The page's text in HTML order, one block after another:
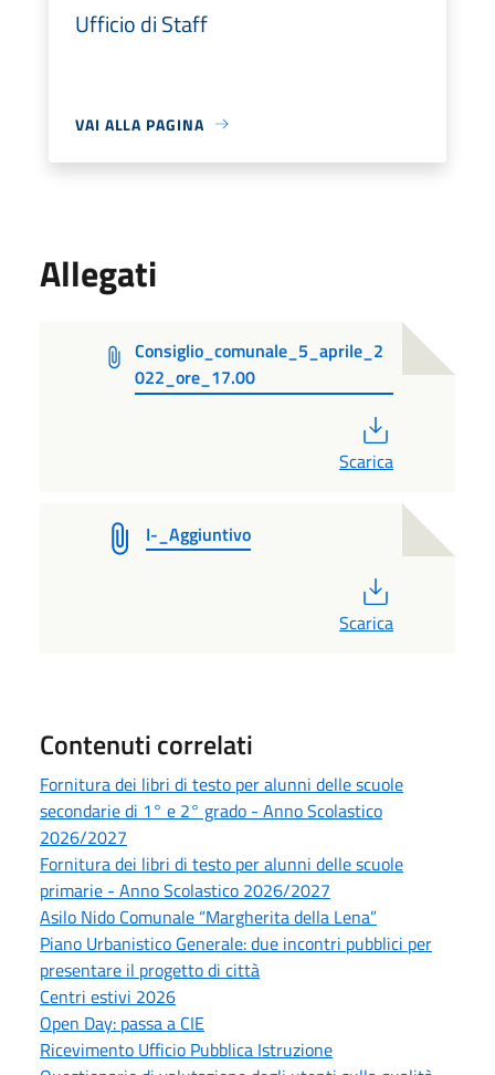
Ufficio di Staff
VAI ALLA PAGINA
Allegati
Consiglio_comunale_5_aprile_2
022_ore_17.00
Scarica
I-_Aggiuntivo
Scarica
Contenuti correlati
Fornitura dei libri di testo per alunni delle scuole
secondarie di 1° e 2° grado - Anno Scolastico
2026/2027
Fornitura dei libri di testo per alunni delle scuole
primarie - Anno Scolastico 2026/2027
Asilo Nido Comunale “Margherita della Lena”
Piano Urbanistico Generale: due incontri pubblici per
presentare il progetto di città
Centri estivi 2026
Open Day: passa a CIE
Ricevimento Ufficio Pubblica Istruzione